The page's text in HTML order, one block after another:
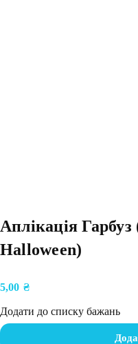
Аплікація
Halloween)
5,00 ₴
Додати до списку бажань